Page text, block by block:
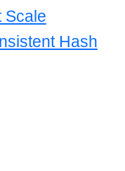
Scale
Hash